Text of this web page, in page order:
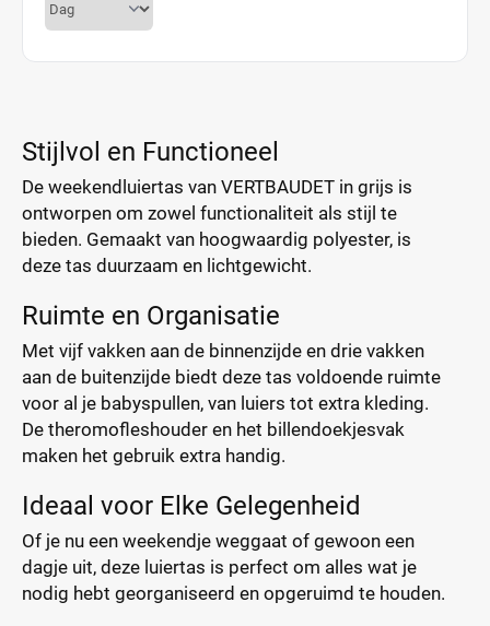
Stijlvol en Functioneel
De weekendluiertas van VERTBAUDET in grijs is
ontworpen om zowel functionaliteit als stijl te
bieden. Gemaakt van hoogwaardig polyester, is
deze tas duurzaam en lichtgewicht.
Ruimte en Organisatie
Met vijf vakken aan de binnenzijde en drie vakken
aan de buitenzijde biedt deze tas voldoende ruimte
voor al je babyspullen, van luiers tot extra kleding.
De theromofleshouder en het billendoekjesvak
maken het gebruik extra handig.
Ideaal voor Elke Gelegenheid
Of je nu een weekendje weggaat of gewoon een
dagje uit, deze luiertas is perfect om alles wat je
nodig hebt georganiseerd en opgeruimd te houden.